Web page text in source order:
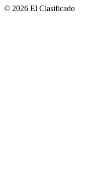
© 2026 El Clasificado